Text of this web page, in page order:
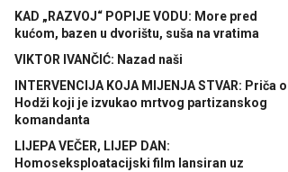
KAD „RAZVOJ“ POPIJE VODU: More pred
kućom, bazen u dvorištu, suša na vratima
VIKTOR IVANČIĆ: Nazad naši
INTERVENCIJA KOJA MIJENJA STVAR: Priča o
Hodži koji je izvukao mrtvog partizanskog
komandanta
LIJEPA VEČER, LIJEP DAN:
Homoseksploatacijski film lansiran uz